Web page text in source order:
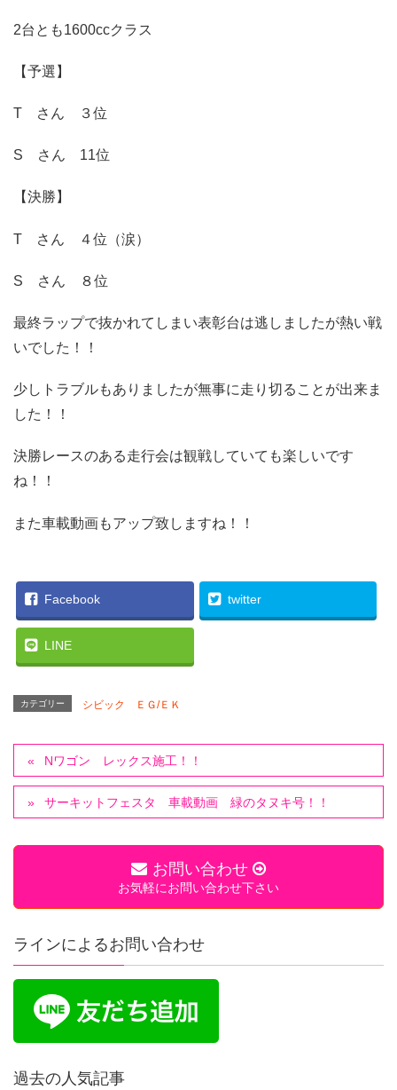
2台とも1600ccクラス
【予選】
T さん ３位
S さん 11位
【決勝】
T さん ４位（涙）
S さん ８位
最終ラップで抜かれてしまい表彰台は逃しましたが熱い戦
いでした！！
少しトラブルもありましたが無事に走り切ることが出来ま
した！！
決勝レースのある走行会は観戦していても楽しいです
ね！！
また車載動画もアップ致しますね！！
Facebook twitter
LINE
カテゴリー シビック ＥＧ/ＥＫ
Nワゴン レックス施工！！
サーキットフェスタ 車載動画 緑のタヌキ号！！
お問い合わせ
お気軽にお問い合わせ下さい
ラインによるお問い合わせ
過去の人気記事